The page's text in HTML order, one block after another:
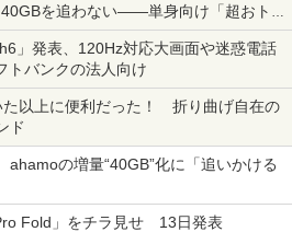
を追わない――単身向け「超おトク
意点
」発表、120Hz対応大画面や迷惑電話
トバンクの法人向け
た以上に便利だった！ 折り曲げ自在の
ド
ahamoの増量“40GB”化に「追いかける
Fold」をチラ見せ 13日発表